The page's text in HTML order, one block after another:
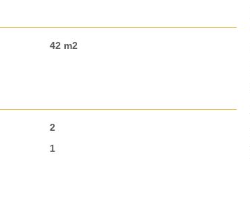
42 m2
2
1